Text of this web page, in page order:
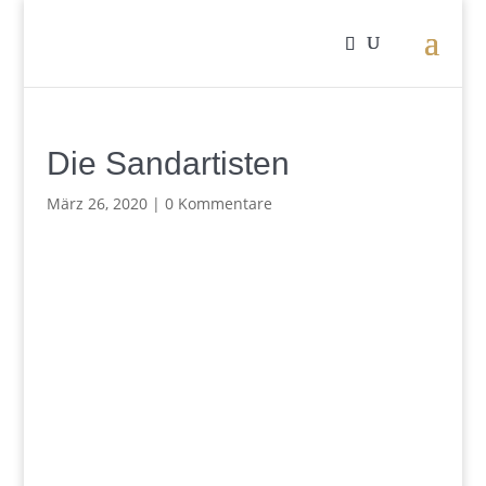
Die Sandartisten
März 26, 2020| 0 Kommentare